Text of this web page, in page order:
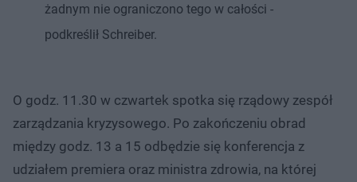
żadnym nie ograniczono tego w całości -
podkreślił Schreiber.
O godz. 11.30 w czwartek spotka się rządowy zespół
zarządzania kryzysowego. Po zakończeniu obrad
między godz. 13 a 15 odbędzie się konferencja z
udziałem premiera oraz ministra zdrowia, na której